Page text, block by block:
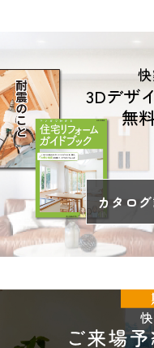
3Dデザ
無
カタロ